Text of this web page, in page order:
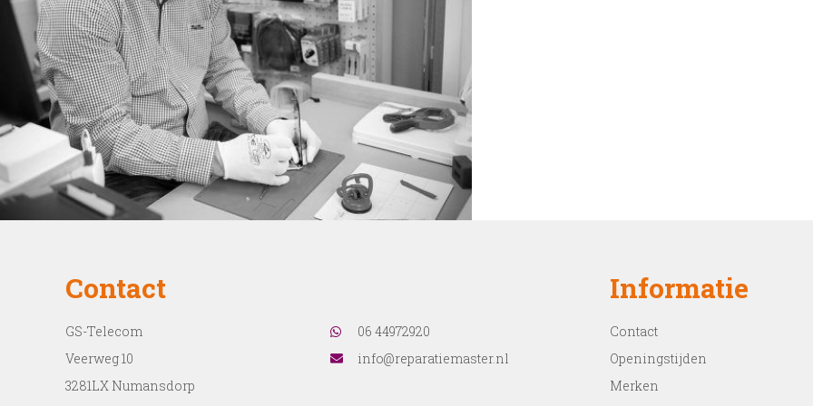
Contact
GS-Telecom
Veerweg 10
3281LX Numansdorp
06 44972920
info@reparatiemaster.nl
Informatie
Contact
Openingstijden
Merken